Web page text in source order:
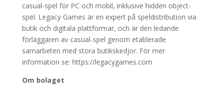
casual-spel för PC och mobil, inklusive hidden object-
spel. Legacy Games är en expert på speldistribution via
butik och digitala plattformar, och är den ledande
förläggaren av casual-spel genom etablerade
samarbeten med stora butikskedjor. För mer
information se: https://legacygames.com
Om bolaget